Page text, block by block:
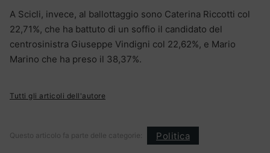
A Scicli, invece, al ballottaggio sono Caterina Riccotti col
22,71%, che ha battuto di un soffio il candidato del
centrosinistra Giuseppe Vindigni col 22,62%, e Mario
Marino che ha preso il 38,37%.
Tutti gli articoli dell'autore
Questo articolo fa parte delle categorie: Politica